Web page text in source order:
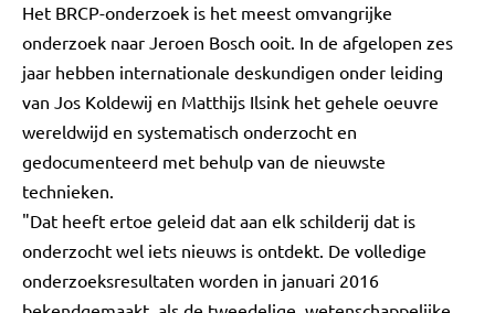
Het BRCP-onderzoek is het meest omvangrijke
onderzoek naar Jeroen Bosch ooit. In de afgelopen zes
jaar hebben internationale deskundigen onder leiding
van Jos Koldewij en Matthijs Ilsink het gehele oeuvre
wereldwijd en systematisch onderzocht en
gedocumenteerd met behulp van de nieuwste
technieken.
"Dat heeft ertoe geleid dat aan elk schilderij dat is
onderzocht wel iets nieuws is ontdekt. De volledige
onderzoeksresultaten worden in januari 2016